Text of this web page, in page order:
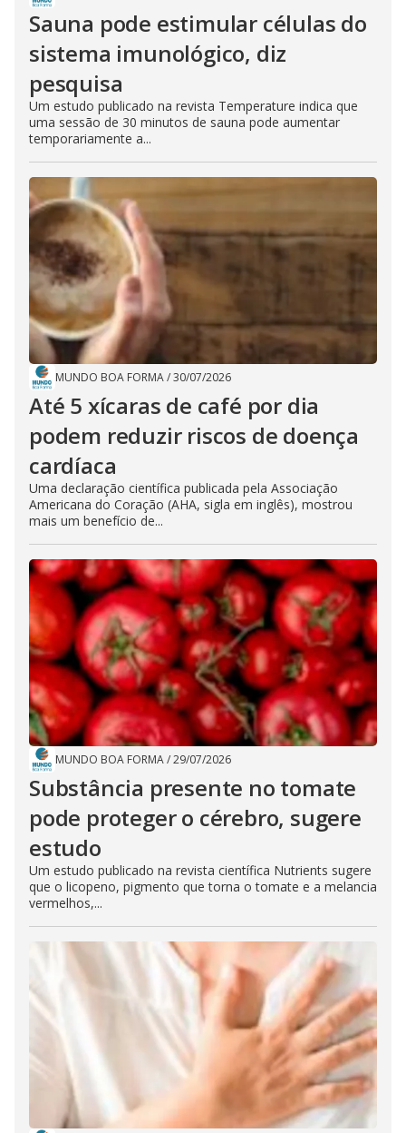
Sauna pode estimular células do
sistema imunológico, diz
pesquisa
Um estudo publicado na revista Temperature indica que
uma sessão de 30 minutos de sauna pode aumentar
temporariamente a...
MUNDO BOA FORMA/30/07/2026
Até 5 xícaras de café por dia
podem reduzir riscos de doença
cardíaca
Uma declaração científica publicada pela Associação
Americana do Coração (AHA, sigla em inglês), mostrou
mais um benefício de...
MUNDO BOA FORMA/29/07/2026
Substância presente no tomate
pode proteger o cérebro, sugere
estudo
Um estudo publicado na revista científica Nutrients sugere
que o licopeno, pigmento que torna o tomate e a melancia
vermelhos,...